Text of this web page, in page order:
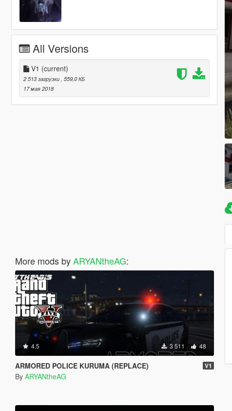
All Versions
V1 (current)
2 513 загрузки , 559,0 КБ
17 мая 2018
More mods byARYANtheAG:
4.5 3 511 48
ARMORED POLICE KURUMA (REPLACE) V1
By ARYANtheAG